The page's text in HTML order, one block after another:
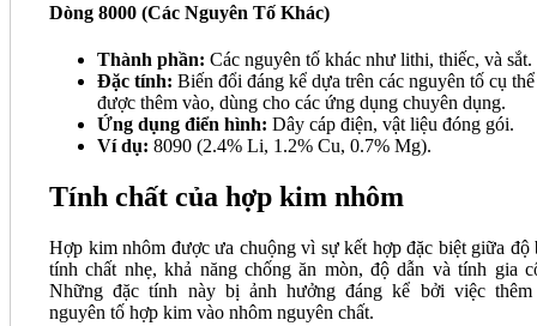
Dòng 8000 (Các Nguyên Tố Khác)
Thành phần: Các nguyên tố khác như lithi, thiếc, và sắt.
Đặc tính: Biến đổi đáng kể dựa trên các nguyên tố cụ thể
được thêm vào, dùng cho các ứng dụng chuyên dụng.
Ứng dụng điển hình: Dây cáp điện, vật liệu đóng gói.
Ví dụ: 8090 (2.4% Li, 1.2% Cu, 0.7% Mg).
Tính chất của hợp kim nhôm
Hợp kim nhôm được ưa chuộng vì sự kết hợp đặc biệt giữa độ
tính chất nhẹ, khả năng chống ăn mòn, độ dẫn và tính gia
Những đặc tính này bị ảnh hưởng đáng kể bởi việc thêm
nguyên tố hợp kim vào nhôm nguyên chất.